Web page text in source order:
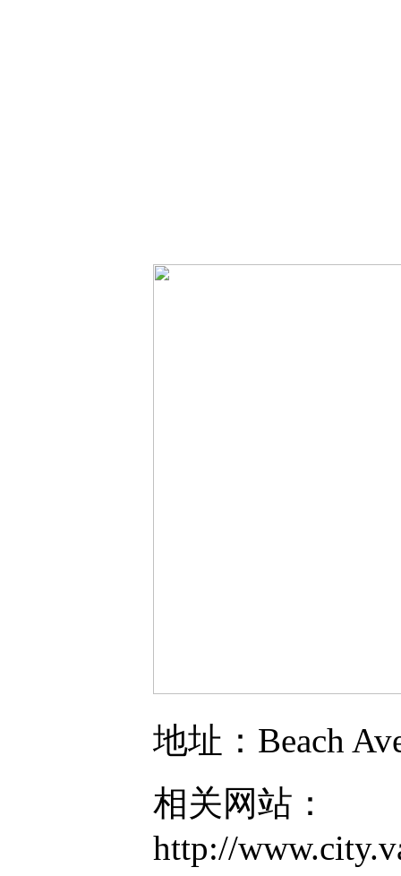
地址： Beach
相关网站：
http://